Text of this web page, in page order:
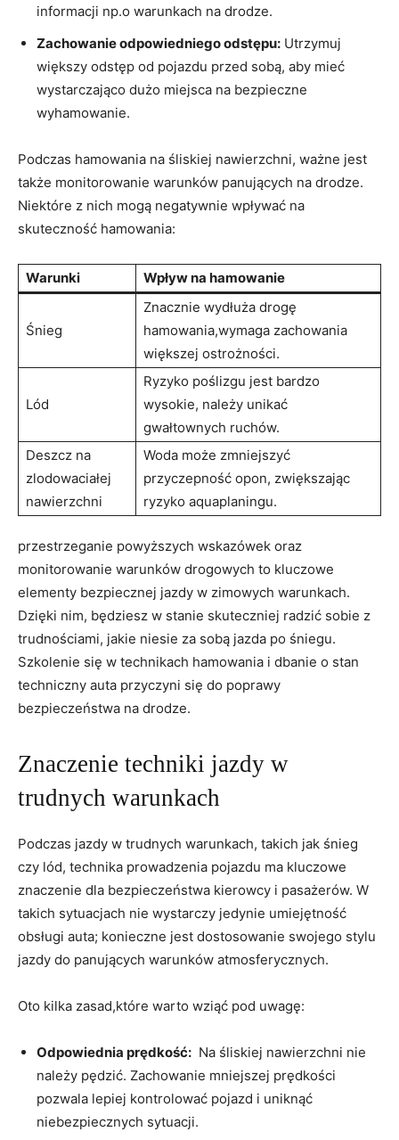
informacji np.o warunkach na drodze.
Zachowanie odpowiedniego odstępu: Utrzymuj
większy odstęp od pojazdu przed ‍sobą, aby mieć
wystarczająco dużo miejsca⁣ na bezpieczne
wyhamowanie.
Podczas hamowania na śliskiej nawierzchni, ważne jest
także monitorowanie warunków panujących na drodze.
Niektóre z nich mogą negatywnie wpływać ⁢na
skuteczność⁢ hamowania:
Warunki Wpływ na hamowanie
Śnieg
Znacznie wydłuża drogę
hamowania,wymaga zachowania
większej ostrożności.
Lód
Ryzyko ⁣poślizgu jest bardzo
wysokie, należy unikać
gwałtownych ruchów.
Deszcz na
zlodowaciałej
nawierzchni
Woda może ​zmniejszyć
przyczepność opon, zwiększając
ryzyko⁣ aquaplaningu.
przestrzeganie powyższych wskazówek oraz
monitorowanie warunków drogowych⁢ to kluczowe
elementy bezpiecznej jazdy‌ w zimowych warunkach.
Dzięki nim, będziesz w stanie skuteczniej radzić sobie z
trudnościami, jakie niesie za sobą jazda po śniegu.
Szkolenie‍ się w technikach hamowania i dbanie o stan
techniczny auta przyczyni się do poprawy
bezpieczeństwa na‌ drodze.
Znaczenie techniki ⁤jazdy w
trudnych warunkach
Podczas jazdy w trudnych​ warunkach, takich jak śnieg
czy lód, ‍technika prowadzenia pojazdu⁤ ma kluczowe
znaczenie dla bezpieczeństwa kierowcy i pasażerów. W
⁣takich sytuacjach nie wystarczy jedynie umiejętność
obsługi auta; konieczne jest dostosowanie swojego stylu
jazdy do ⁢panujących warunków atmosferycznych.
Oto ​kilka zasad,które warto wziąć​ pod uwagę:
Odpowiednia‍ prędkość: ​ Na śliskiej nawierzchni nie
należy pędzić. ‌Zachowanie mniejszej prędkości
pozwala lepiej kontrolować pojazd ⁣i⁢ uniknąć
niebezpiecznych sytuacji.